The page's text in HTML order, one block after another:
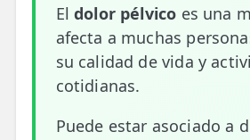
TIENDA
🛍️ Tienda Bonos
🛍️ Tienda Productos
Eldolor pélvico es una
afecta a muchas
su calidad de vida y
cotidianas.
Puede estar asociado a